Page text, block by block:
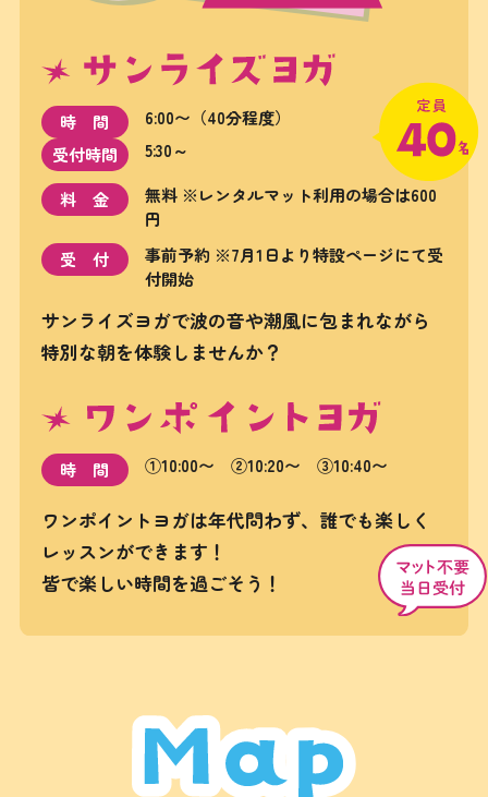
時間
6:00〜（40分程度）
受付時間
5:30～
料金
無料 ※レンタルマット利用の場合は600
円
受付
事前予約 ※7月1日より特設ページにて受
付開始
サンライズヨガで波の音や潮風に包まれながら
特別な朝を体験しませんか？
時間 ①10:00〜 ②10:20〜 ③10:40〜
ワンポイントヨガは年代問わず、誰でも楽しく
レッスンができます！
皆で楽しい時間を過ごそう！